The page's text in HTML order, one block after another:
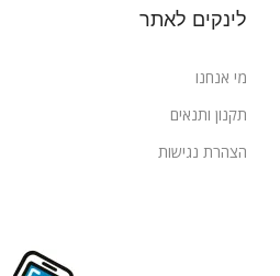
לינקים לאתר
מי אנחנו
תקנון ותנאים
הצהרת נגישות